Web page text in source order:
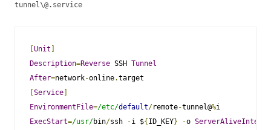
tunnel\@. service
Unit
Description=Reverse SSH Tunnel
After=network-online.
Service
EnvironmentFile=/etc/default/remote-tunnel@%
ExecStart=/usr/bin/ssh -i ${ ID_KEY} -o